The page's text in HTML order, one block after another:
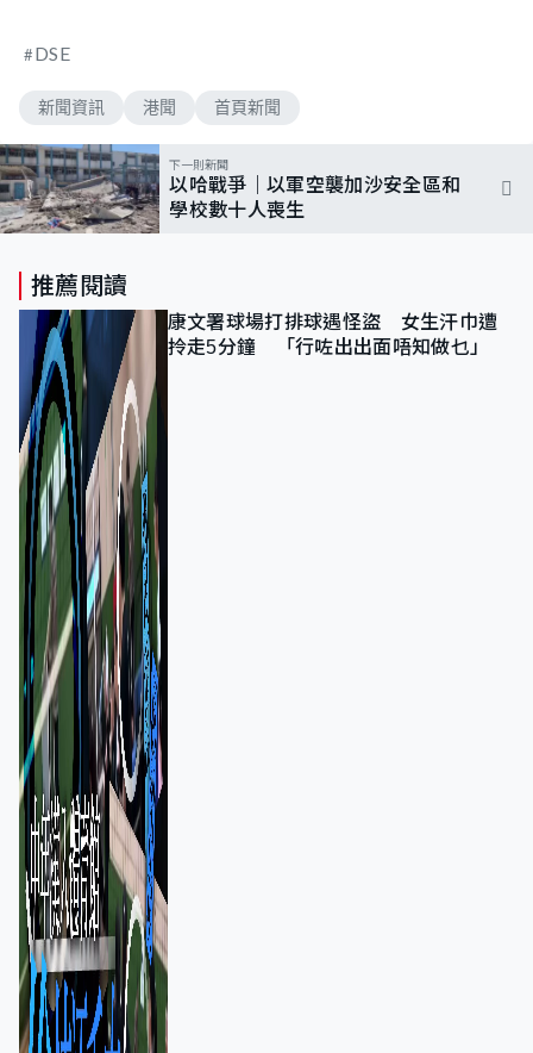
DSE
新聞資訊 港聞 首頁新聞
下一則新聞
以哈戰爭｜以軍空襲加沙安全區和
學校數十人喪生
推薦閱讀
康文署球場打排球遇怪盜 女生汗巾遭
拎走5分鐘 「行咗出出面唔知做乜」